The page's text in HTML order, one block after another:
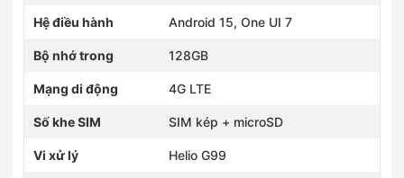
109 Trần Duy Hưng, Phường Yên Hòa, Hà Nội
nghiệm)
110 Phố Xốm, Phường Phú Lương, Hà Nội
0836886258
nghiệm)
336 Đường Phạm Văn Đồng, Phường Đông Ngạc, Hà Nội
Hệ điều hành Android 15, One UI 7
Bộ nhớ trong 128GB
Mạng di động 4G LTE
Số khe SIM SIM kép + microSD
Vi xử lý Helio G99